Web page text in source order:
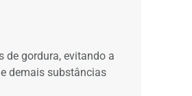
de gordura, evitando a
demais substâncias